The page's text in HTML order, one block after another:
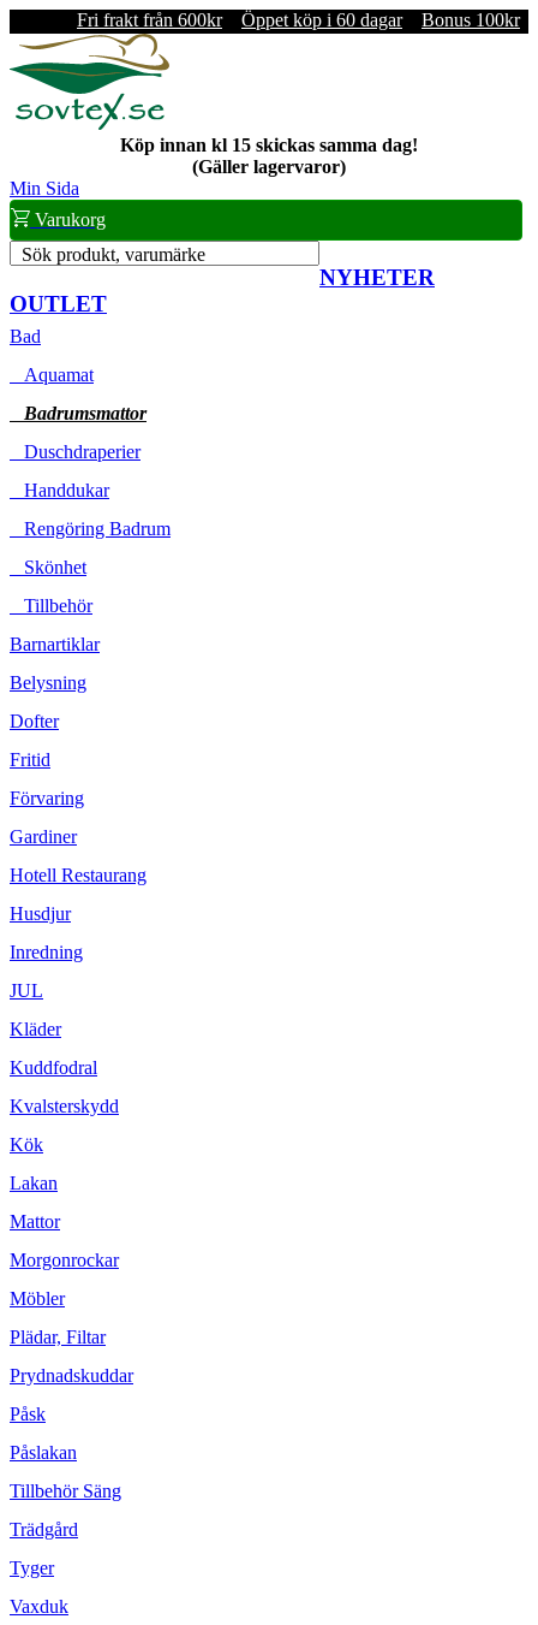
Fri frakt från 600kr Öppet köp i 60 dagar Bonus 100kr
Köp innan kl 15 skickas samma dag!
(Gäller lagervaror)
Min Sida
Varukorg
Sök produkt, varumärke
NYHETER
OUTLET
Bad
Aquamat
Badrumsmattor
Duschdraperier
Handdukar
Rengöring Badrum
Skönhet
Tillbehör
Barnartiklar
Belysning
Dofter
Fritid
Förvaring
Gardiner
Hotell Restaurang
Husdjur
Inredning
JUL
Kläder
Kuddfodral
Kvalsterskydd
Kök
Lakan
Mattor
Morgonrockar
Möbler
Plädar, Filtar
Prydnadskuddar
Påsk
Påslakan
Tillbehör Säng
Trädgård
Tyger
Vaxduk